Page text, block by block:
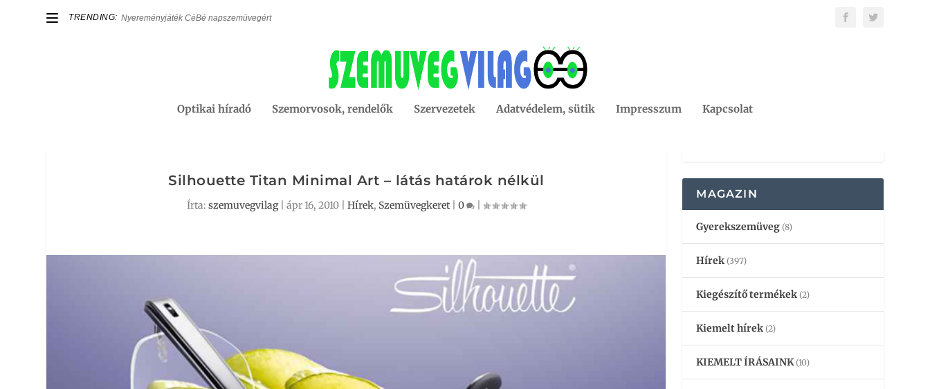
TRENDING: Nyereményjáték CéBé napszemüvegért
Optikai híradó Szemorvosok, rendelők Szervezetek Adatvédelem, sütik Impresszum Kapcsolat
Silhouette Titan Minimal Art – látás határok nélkül
Írta: szemuvegvilag| ápr 16, 2010| Hírek, Szemüvegkeret| 0 |
MAGAZIN
Gyerekszemüveg (8)
Hírek (397)
Kiegészítő termékek (2)
Kiemelt hírek (2)
KIEMELT ÍRÁSAINK(10)